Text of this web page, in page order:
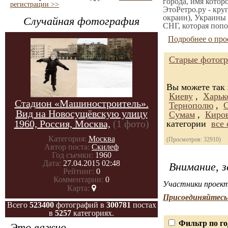
регистрации >>
Случайная фотография
Стадион «Машиностроитель».
Вид на Новосущёвскую улицу
1960, Россия, Москва, (1 фото)
Категория: Москва
Автор поста: Скилеф
Год съемки: 1960
Дата: 27.04.2015 02:48
Рейтинг: 0
Комментарии: 0
Карта:
Всего 523400фотографий в 300781 постах
в 5257 категориях.
ЭтоРетро.ру -
окраин), Украины
СНГ, которая
Подробнее о
Старые
Вы можете так
Киеву ,
Тернополю ,
Сумам ,
категории все
(Просмотров: 32910)
Внимание,
Участники
Фильтр по